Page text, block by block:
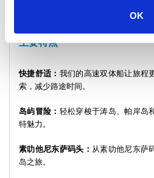
OK
主要特点
快捷舒适： 我们的高速双体船让旅程
索，减少路途时间。
岛屿冒险： 轻松穿梭于涛岛、帕岸岛
特魅力。
素叻他尼东萨码头： 从素叻他尼东萨
岛之旅。